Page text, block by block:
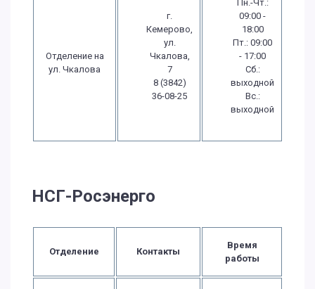
Отделение на
ул. Чкалова
г.
Кемерово,
ул.
Чкалова,
7
8 (3842)
36-08-25
Пн.-Чт.:
09:00 -
18:00
Пт.: 09:00
- 17:00
Сб.:
выходной
Вс.:
выходной
НСГ-Росэнерго
Отделение Контакты
Время
работы